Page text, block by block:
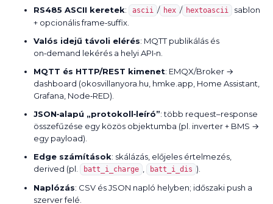
RS485 ASCII keretek: ascii / hex / hextoascii
sablon
+ opcionális frame‑suffix.
Valós idejű távoli elérés: MQTT publikálás és
on‑demand lekérés a helyi API‑n.
MQTT és HTTP/REST kimenet: EMQX/Broker →
dashboard (okosvillanyora.hu, hmke.app, Home Assistant,
Grafana, Node‑RED).
JSON‑alapú „protokoll‑leíró”: több request–response
összefűzése egy közös objektumba (pl. inverter + BMS →
egy payload).
Edge számítások: skálázás, előjeles értelmezés,
derived (pl.
batt_i_charge , batt_i_dis ).
Naplózás: CSV és JSON napló helyben; időszaki push a
szerver felé.